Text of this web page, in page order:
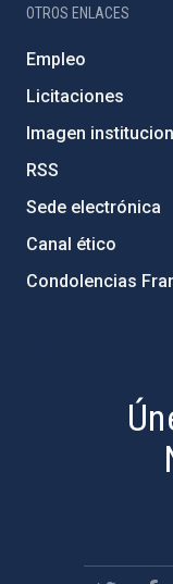
OTROS ENLACES
Empleo
Licitaciones
Imagen
RSS
Sede electrónica
Canal ético
Condolencias